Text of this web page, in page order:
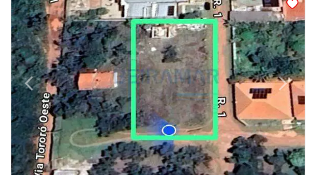
arrow_back_iosPrevious arrow_forward_iosNext